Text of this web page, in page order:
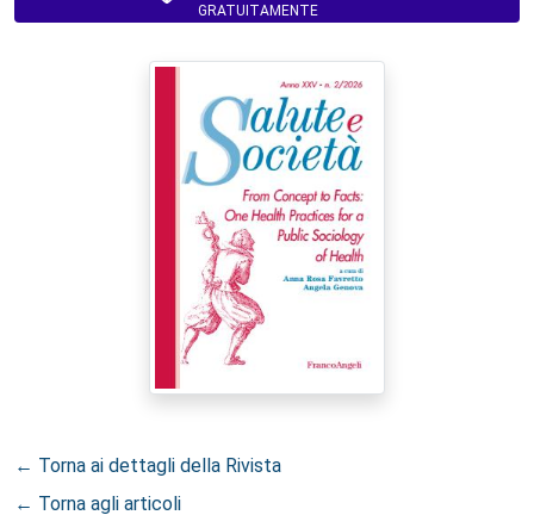
GRATUITAMENTE
← Torna ai dettagli della Rivista
← Torna agli articoli